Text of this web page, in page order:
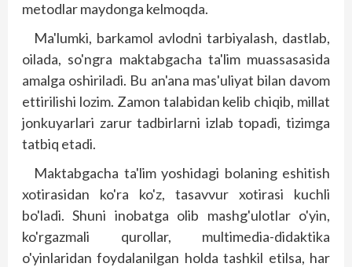
metodlar maydonga kelmoqda.
Ma'lumki, barkamol avlodni tarbiyalash, dastlab,
oilada, so'ngra maktabgacha ta'lim muassasasida
amalga oshiriladi. Bu an'ana mas'uliyat bilan davom
ettirilishi lozim. Zamon talabidan kelib chiqib, millat
jonkuyarlari zarur tadbirlarni izlab topadi, tizimga
tatbiq etadi.
Maktabgacha ta'lim yoshidagi bolaning eshitish
xotirasidan ko'ra ko'z, tasavvur xotirasi kuchli
bo'ladi. Shuni inobatga olib mashg'ulotlar o'yin,
ko'rgazmali qurollar, multimedia-didaktika
o'yinlaridan foydalanilgan holda tashkil etilsa, har